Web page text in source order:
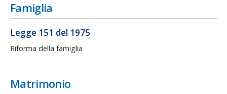
Famiglia
Legge 151 del 1975
Riforma della famiglia
Matrimonio